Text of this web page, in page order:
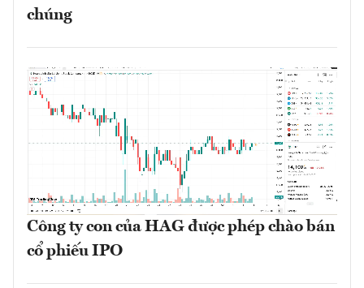
chúng
Công ty con của HAG được phép chào bán
cổ phiếu IPO